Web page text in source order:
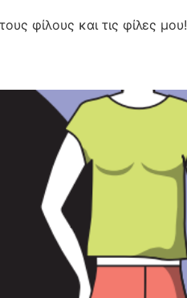
φίλους και τις φίλες μου!